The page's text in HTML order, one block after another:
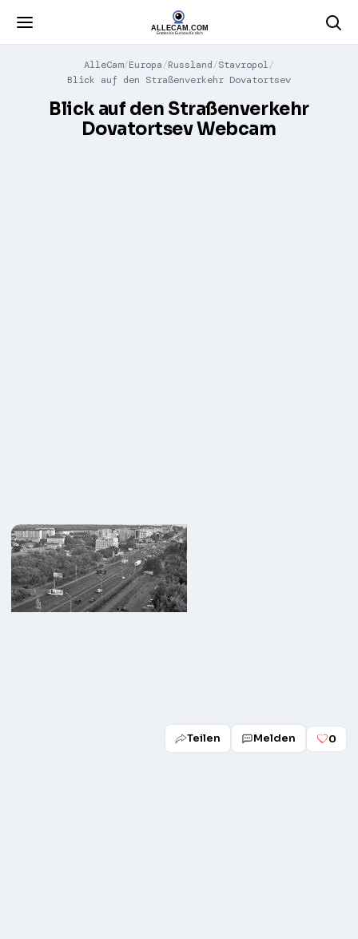
AlleCam Europa Russland Stavropol
Blick auf den Straßenverkehr Dovatortsev
Blick auf den Straßenverkehr
Dovatortsev Webcam
Teilen Melden 0